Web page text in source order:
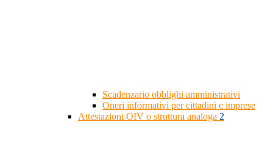
Scadenzario obblighi amministrativi
Oneri informativi per cittadini e imprese
Attestazioni OIV o struttura analoga 2